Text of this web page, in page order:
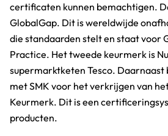
certificaten kunnen bemachtigen.
GlobalGap. Dit is wereldwijde
die standaarden stelt en staat voor
Practice. Het tweede keurmerk is
supermarktketen Tesco. Daarnaast
met SMK voor het verkrijgen van
Keurmerk. Dit is een
producten.